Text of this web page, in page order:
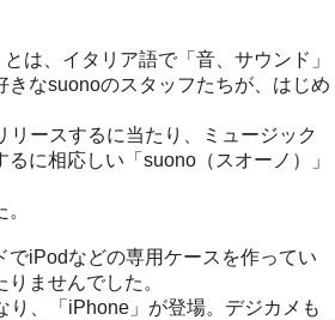
は、イタリア語で「音、サウンド」
きなsuonoのスタッフたちが、はじめ
リースするに当たり、ミュージック
に相応しい「suono（スオーノ）」
でiPodなどの専用ケースを作ってい
ませんでした。
り、「iPhone」が登場。デジカメも